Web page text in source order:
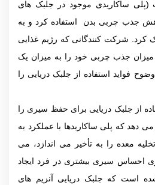
(پلی ساکاریدی موجود در جلبک های
جذب چربی بدن استفاده کرد و به
کرد. شرکت کنندگانی که رژیم غذایی
میزان جذب چربی خود را به میزان یک
فواید استفاده از جلبک دریایی را
از جلبک دریایی برای حفظ سیری را
می دهد که پلی ساکاریدها با عملکرد به
معده را به تأخیر می اندازد، می
احساس سیری بیشتری در فرد ایجاد
است که جلبک دریایی آنزیم های